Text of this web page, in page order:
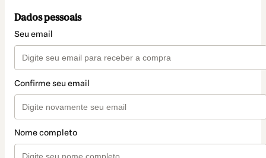
Dados pessoais
Seu email
Confirme seu email
Nome completo